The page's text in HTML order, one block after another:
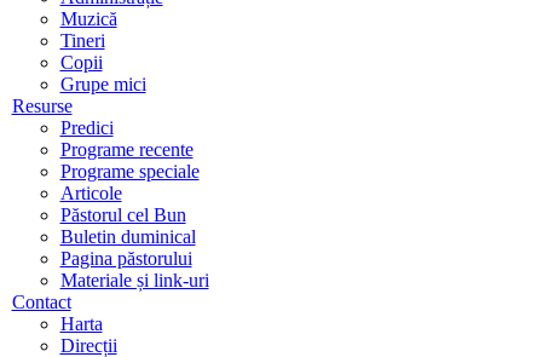
Muzică
Tineri
Copii
Grupe mici
Resurse
Predici
Programe recente
Programe speciale
Articole
Păstorul cel Bun
Buletin duminical
Pagina păstorului
Materiale și link-uri
Contact
Harta
Direcții